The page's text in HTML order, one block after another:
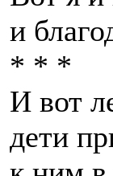
и
* * *
И вот
дети